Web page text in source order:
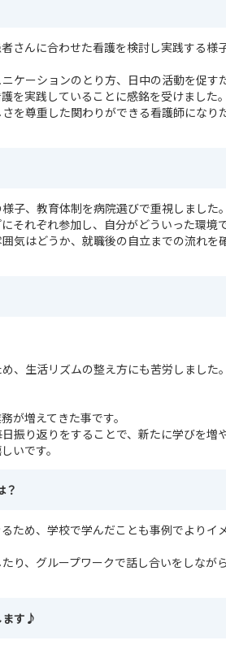
さんに合わせた看護を検討し実践する様
ケーションのとり方、日中の活動を促す
を実践していることに感銘を受けました。
を尊重した関わりができる看護師になり
子、教育体制を病院選びで重視しました。
それぞれ参加し、自分がどういった環境
気はどうか、就職後の自立までの流れを
、生活リズムの整え方にも苦労しました。
が増えてきた事です。
振り返りをすることで、新たに学びを増
いです。
？
ため、学校で学んだことも事例でよりイ
り、グループワークで話し合いをしなが
ます♪